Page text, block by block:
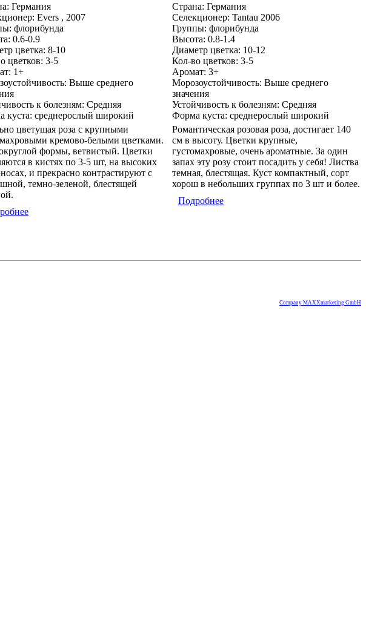
Германия
Evers , 2007
флорибунда
0.6-0.9
цветка: 8-10
цветков: 3-5
1+
Выше среднего
к болезням: Средняя
куста: среднерослый широкий
цветущая роза с крупными
кремово-белыми цветками.
формы, ветвистый. Цветки
в кистях по 3-5 шт, на высоких
и прекрасно контрастируют с
темно-зеленой, блестящей
Страна: Германия
Селекционер: Tantau 2006
Группы: флорибунда
Высота: 0.8-1.4
Диаметр цветка: 10-12
Кол-во цветков: 3-5
Аромат: 3+
Морозоустойчивость: Выше среднего
значения
Устойчивость к болезням: Средняя
Форма куста: среднерослый широкий
Романтическая розовая роза, достигает 140
см в высоту. Цветки крупные,
густомахровые, очень ароматные. За один
запах эту розу стоит посадить у себя! Листва
темная, блестящая. Куст компактный, сорт
хорош в небольших группах по 3 шт и более.
Подробнее
Company MAXXmarketing GmbH